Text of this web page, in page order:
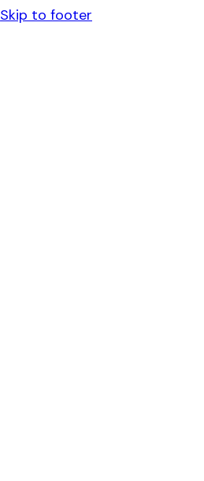
Skip to footer